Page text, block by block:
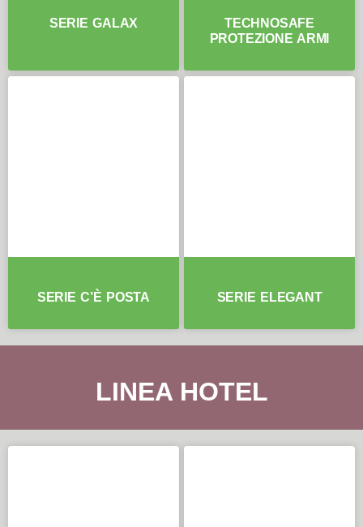
SERIE GALAX
TECHNOSAFE
PROTEZIONE ARMI
SERIE C’È POSTA SERIE ELEGANT
LINEA HOTEL